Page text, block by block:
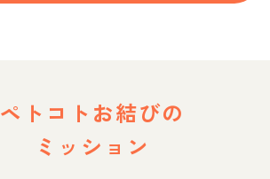
ペトコトお結びの
ミッション